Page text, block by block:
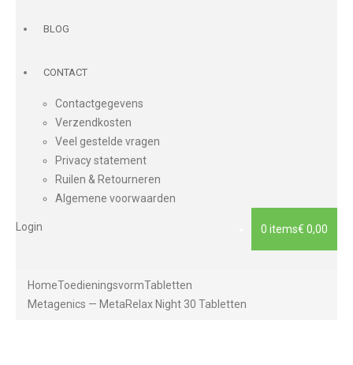
BLOG
CONTACT
Contactgegevens
Verzendkosten
Veel gestelde vragen
Privacy statement
Ruilen & Retourneren
Algemene voorwaarden
0 items€ 0,00
Login
HomeToedieningsvormTabletten
Metagenics — MetaRelax Night 30 Tabletten